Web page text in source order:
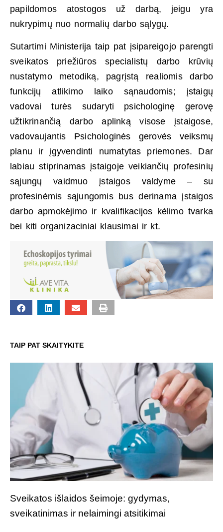
papildomos atostogos už darbą, jeigu yra
nukrypimų nuo normalių darbo sąlygų.
Sutartimi Ministerija taip pat įsipareigojo parengti
sveikatos priežiūros specialistų darbo krūvių
nustatymo metodiką, pagrįstą realiomis darbo
funkcijų atlikimo laiko sąnaudomis; įstaigų
vadovai turės sudaryti psichologinę gerovę
užtikrinančią darbo aplinką visose įstaigose,
vadovaujantis Psichologinės gerovės veiksmų
planu ir įgyvendinti numatytas priemones. Dar
labiau stiprinamas įstaigoje veikiančių profesinių
sąjungų vaidmuo įstaigos valdyme – su
profesinėmis sąjungomis bus derinama įstaigos
darbo apmokėjimo ir kvalifikacijos kėlimo tvarka
bei kiti organizaciniai klausimai ir kt.
TAIP PAT SKAITYKITE
Sveikatos išlaidos šeimoje: gydymas,
sveikatinimas ir nelaimingi atsitikimai